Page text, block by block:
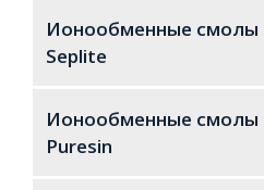
Ионообменные смолы
Seplite
Ионообменные смолы
Puresin